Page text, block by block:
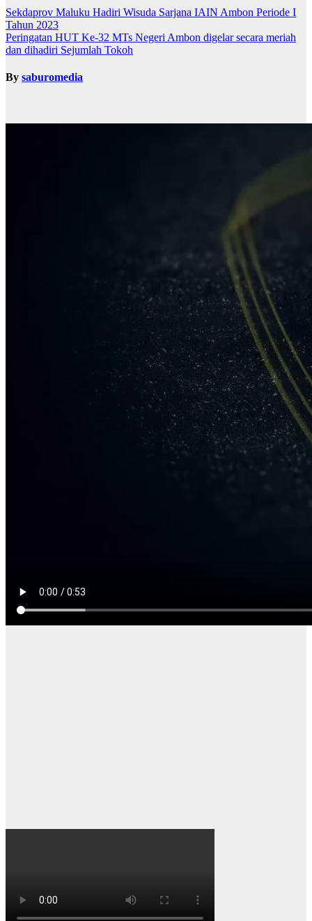
Sekdaprov Maluku Hadiri Wisuda Sarjana IAIN Ambon Periode I
Tahun 2023
Peringatan HUT Ke-32 MTs Negeri Ambon digelar secara meriah
dan dihadiri Sejumlah Tokoh
By saburomedia